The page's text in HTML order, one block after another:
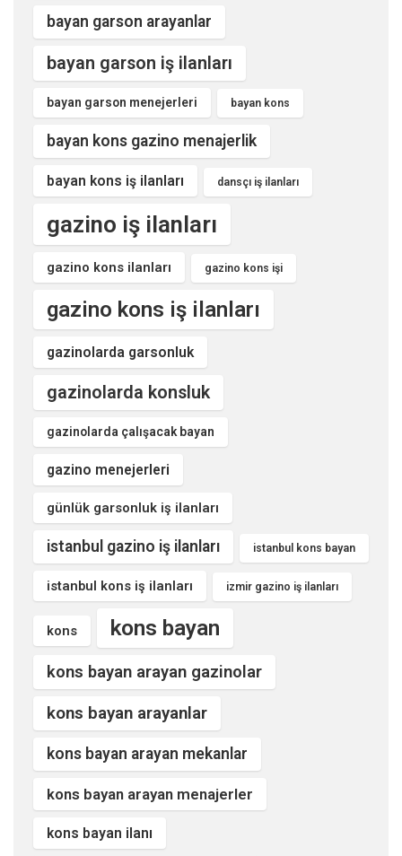
bayan garson arayanlar
bayan garson iş ilanları
bayan garson menejerleri bayan kons
bayan kons gazino menajerlik
bayan kons iş ilanları dansçı iş ilanları
gazino iş ilanları
gazino kons ilanları gazino kons işi
gazino kons iş ilanları
gazinolarda garsonluk
gazinolarda konsluk
gazinolarda çalışacak bayan
gazino menejerleri
günlük garsonluk iş ilanları
istanbul gazino iş ilanları istanbul kons bayan
istanbul kons iş ilanları izmir gazino iş ilanları
kons kons bayan
kons bayan arayan gazinolar
kons bayan arayanlar
kons bayan arayan mekanlar
kons bayan arayan menajerler
kons bayan ilanı